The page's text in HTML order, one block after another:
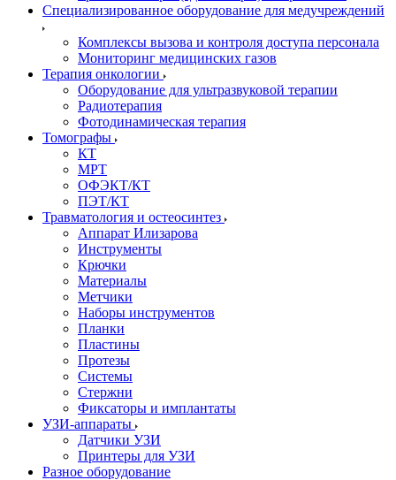
Специализированное оборудование для медучреждений
Комплексы вызова и контроля доступа персонала
Мониторинг медицинских газов
Терапия онкологии
Оборудование для ультразвуковой терапии
Радиотерапия
Фотодинамическая терапия
Томографы
КТ
МРТ
ОФЭКТ/КТ
ПЭТ/КТ
Травматология и остеосинтез
Аппарат Илизарова
Инструменты
Крючки
Материалы
Метчики
Наборы инструментов
Планки
Пластины
Протезы
Системы
Стержни
Фиксаторы и имплантаты
УЗИ-аппараты
Датчики УЗИ
Принтеры для УЗИ
Разное оборудование